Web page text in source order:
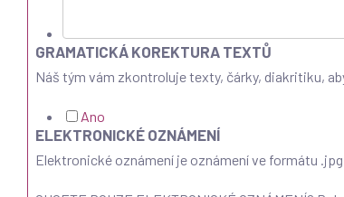
GRAMATICKÁ KOREKTURA TEXTŮ
Náš tým vám zkontroluje texty, čárky, diakritiku,
Ano
ELEKTRONICKÉ OZNÁMENÍ
Elektronické oznámení je oznámení ve formátu